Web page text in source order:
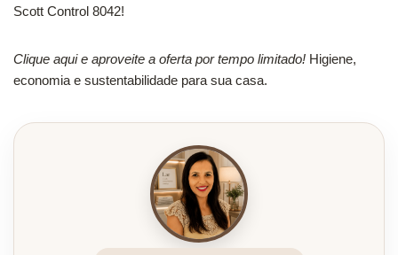
Scott Control 8042!
Clique aqui e aproveite a oferta por tempo limitado! Higiene,
economia e sustentabilidade para sua casa.